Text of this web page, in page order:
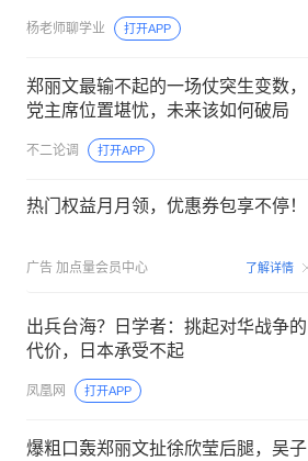
杨老师聊学业 打开APP
郑丽文最输不起的一场仗突生变数，
党主席位置堪忧，未来该如何破局
不二论调 打开APP
热门权益月月领，优惠券包享不停！
广告 加点量会员中心 了解详情
出兵台海？日学者：挑起对华战争的
代价，日本承受不起
凤凰网 打开APP
爆粗口轰郑丽文扯徐欣莹后腿，吴子